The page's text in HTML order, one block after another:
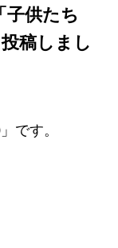
子供たち
稿しまし
です。